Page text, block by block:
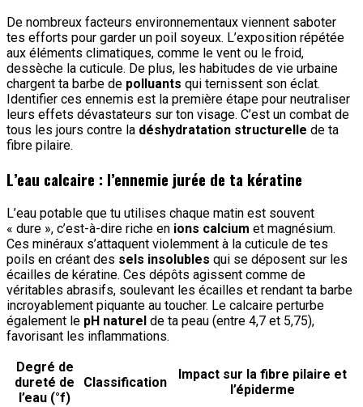
De nombreux facteurs environnementaux viennent saboter
tes efforts pour garder un poil soyeux. L’exposition répétée
aux éléments climatiques, comme le vent ou le froid,
dessèche la cuticule. De plus, les habitudes de vie urbaine
chargent ta barbe de polluants qui ternissent son éclat.
Identifier ces ennemis est la première étape pour neutraliser
leurs effets dévastateurs sur ton visage. C’est un combat de
tous les jours contre la déshydratation structurelle de ta
fibre pilaire.
L’eau calcaire : l’ennemie jurée de ta kératine
L’eau potable que tu utilises chaque matin est souvent
« dure », c’est-à-dire riche en ions calcium et magnésium.
Ces minéraux s’attaquent violemment à la cuticule de tes
poils en créant des sels insolubles qui se déposent sur les
écailles de kératine. Ces dépôts agissent comme de
véritables abrasifs, soulevant les écailles et rendant ta barbe
incroyablement piquante au toucher. Le calcaire perturbe
également le pH naturel de ta peau (entre 4,7 et 5,75),
favorisant les inflammations.
Degré de
dureté de
l’eau (°f)
Classification
Impact sur la fibre pilaire et
l’épiderme